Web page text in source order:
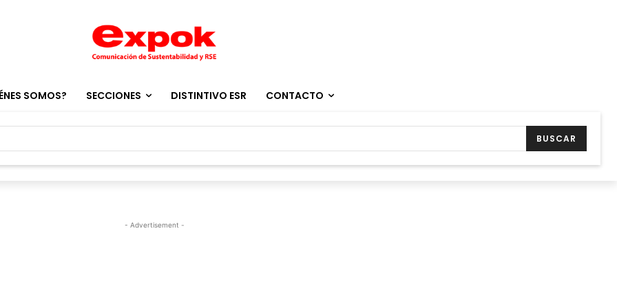
SOMOS? SECCIONES DISTINTIVO ESR CONTACTO
BUSCAR
- Advertisement -